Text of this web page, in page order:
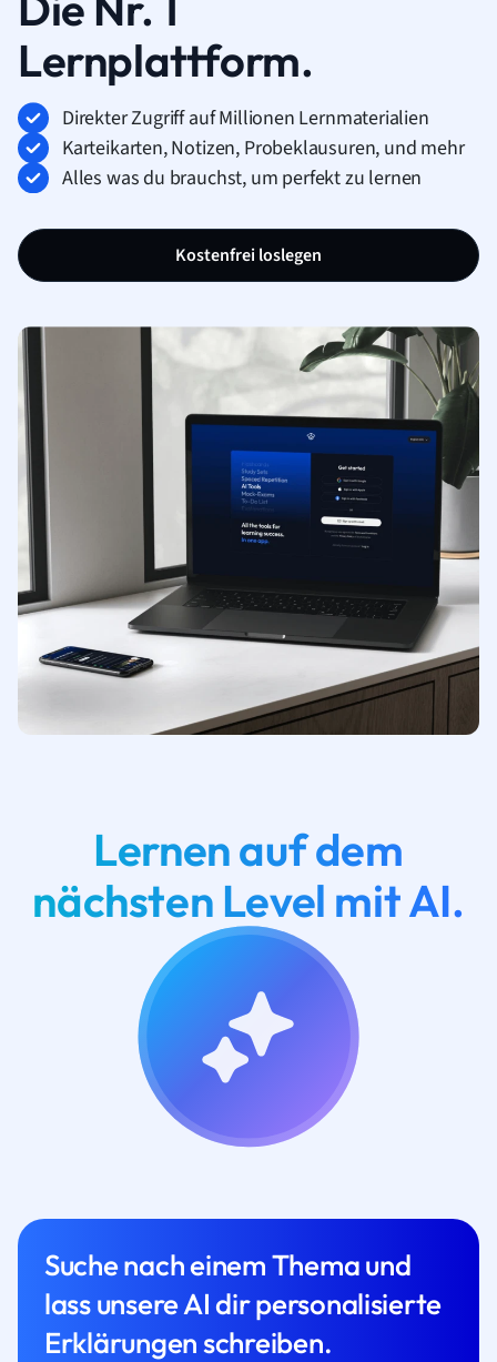
Lernplattform.
Direkter Zugriff auf Millionen Lernmaterialien
Karteikarten, Notizen, Probeklausuren, und mehr
Alles was du brauchst, um perfekt zu lernen
Kostenfrei loslegen
Lernen auf dem
nächsten Level mit AI.
Suche nach einem Thema und
lass unsere AI dir personalisierte
Erklärungen schreiben.